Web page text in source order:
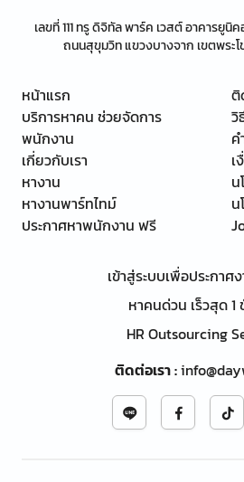
เลขที่ 111 ทรู ดิจิทัล พาร์ค เวสต์ อาคารยูนิ
ถนนสุขุมวิท แขวงบางจาก เขตพระ
หน้าแรก
บริการหาคน ช่วยจัดการ
พนักงาน
เกี่ยวกับเรา
หางาน
หางานพาร์ทไทม์
ประกาศหาพนักงาน ฟรี
ติ
วิ
เ
น
น
เข้าสู่ระบบเพื่อประกาศ
หาคนด่วน เร็วสุด 1
HR Outsourcing
ติดต่อเรา: